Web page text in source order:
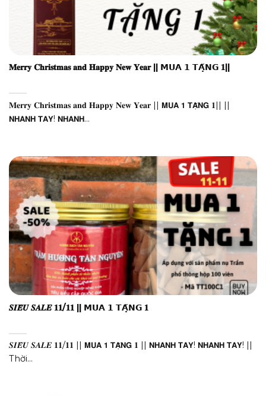
𝐌𝐞𝐫𝐫𝐲 𝐂𝐡𝐫𝐢𝐬𝐭𝐦𝐚𝐬 𝐚𝐧𝐝 𝐇𝐚𝐩𝐩𝐲 𝐍𝐞𝐰 𝐘𝐞𝐚𝐫 || 𝗠𝗨𝗔 𝟭 𝗧𝗔̣̆𝗡𝗚 𝟏||
𝐌𝐞𝐫𝐫𝐲 𝐂𝐡𝐫𝐢𝐬𝐭𝐦𝐚𝐬 𝐚𝐧𝐝 𝐇𝐚𝐩𝐩𝐲 𝐍𝐞𝐰 𝐘𝐞𝐚𝐫 || 𝗠𝗨𝗔 𝟭 𝗧𝗔̣̆𝗡𝗚 𝟏|| ||
𝗡𝗛𝗔𝗡𝗛 𝗧𝗔𝗬! 𝗡𝗛𝗔𝗡𝗛...
𝑺𝑰𝑬̂𝑼 𝑺𝑨𝑳𝑬 𝟏𝟏/𝟏𝟏 || 𝗠𝗨𝗔 𝟭 𝗧𝗔̣̆𝗡𝗚 𝟏
𝑺𝑰𝑬̂𝑼 𝑺𝑨𝑳𝑬 𝟏𝟏/𝟏𝟏 || 𝗠𝗨𝗔 𝟭 𝗧𝗔̣̆𝗡𝗚 𝟏 || 𝗡𝗛𝗔𝗡𝗛 𝗧𝗔𝗬! 𝗡𝗛𝗔𝗡𝗛 𝗧𝗔𝗬! ||
Thời...